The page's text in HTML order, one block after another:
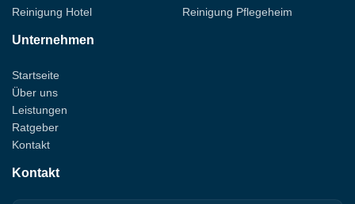
Reinigung Hotel
Reinigung Pflegeheim
Unternehmen
Startseite
Über uns
Leistungen
Ratgeber
Kontakt
Kontakt